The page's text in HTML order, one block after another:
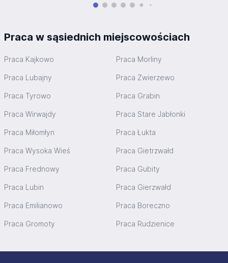
Praca w sąsiednich miejscowościach
Praca Kajkowo Praca Morliny
Praca Lubajny Praca Zwierzewo
Praca Tyrowo Praca Grabin
Praca Wirwajdy Praca Stare Jabłonki
Praca Miłomłyn Praca Łukta
Praca Wysoka Wieś Praca Gietrzwałd
Praca Frednowy Praca Gubity
Praca Lubin Praca Gierzwałd
Praca Emilianowo Praca Boreczno
Praca Gromoty Praca Rudzienice